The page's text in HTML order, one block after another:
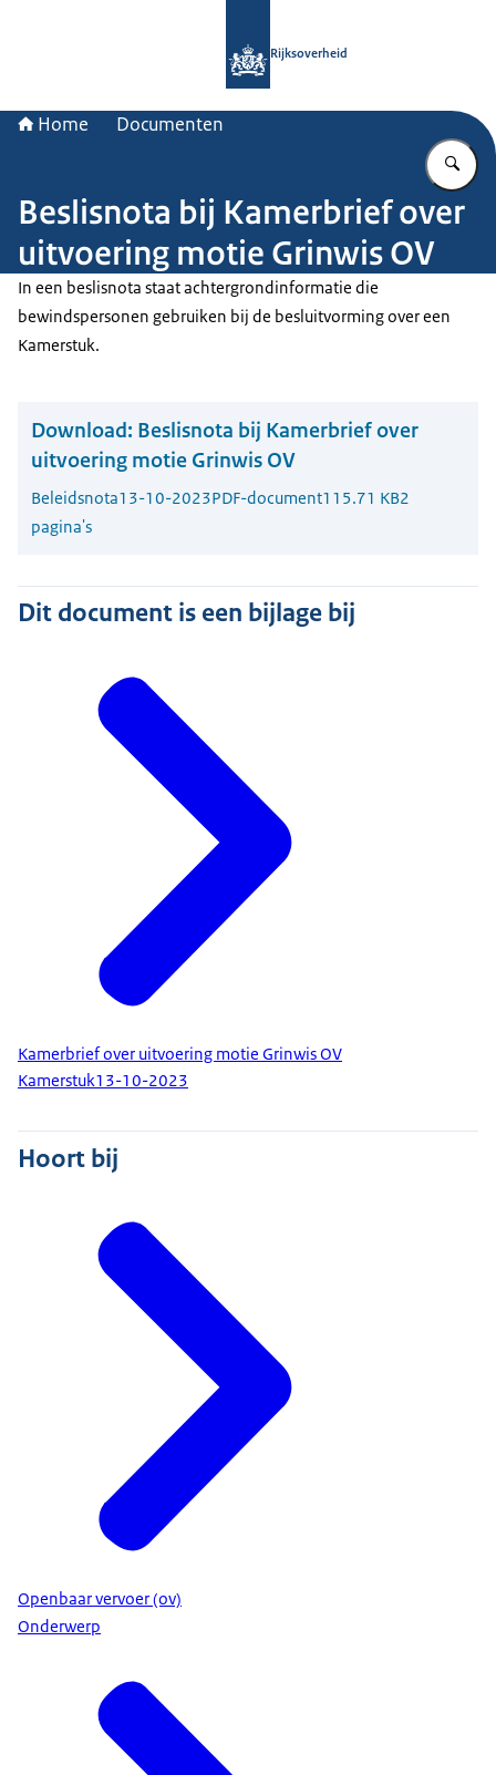
Rijksoverheid
Home Documenten
Beslisnota bij Kamerbrief over
uitvoering motie Grinwis OV
In een beslisnota staat achtergrondinformatie die
bewindspersonen gebruiken bij de besluitvorming over een
Kamerstuk.
Download: Beslisnota bij Kamerbrief over
uitvoering motie Grinwis OV
Beleidsnota13-10-2023PDF-document115.71 KB2
pagina's
Dit document is een bijlage bij
Kamerbrief over uitvoering motie Grinwis OV
Kamerstuk13-10-2023
Hoort bij
Openbaar vervoer (ov)
Onderwerp